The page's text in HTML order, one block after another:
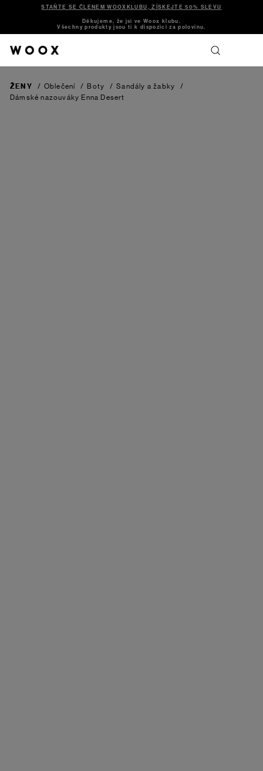
STAŇTE SE ČLENEM WOOXKLUBU, ZÍSKEJTE 50% SLEVU
Děkujeme, že jsi ve Woox klubu.
Všechny produkty jsou ti k dispozici za polovinu.
ŽENY / Oblečení / Boty / Sandály a žabky
/
Dámské nazouváky Enna Desert